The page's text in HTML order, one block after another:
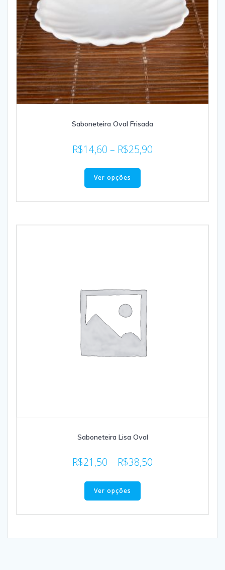
Saboneteira Oval Frisada
R$14,60 – R$25,90
Ver opções
Saboneteira Lisa Oval
R$21,50 – R$38,50
Ver opções